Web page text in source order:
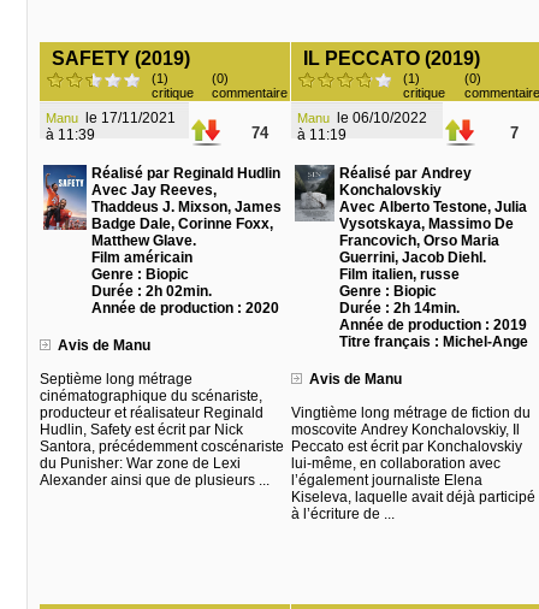
SAFETY (2019)
(1)
critique
(0)
commentaire
Manu
à 11:39
74
Réalisé par Reginald Hudlin
Avec Jay Reeves,
Thaddeus J. Mixson, James
Badge Dale, Corinne Foxx,
Matthew Glave.
Film américain
Genre : Biopic
Durée : 2h 02min.
Année de production : 2020
Avis de Manu
Septième long métrage
cinématographique du scénariste,
producteur et réalisateur Reginald
Hudlin, Safety est écrit par Nick
Santora, précédemment coscénariste
du Punisher: War zone de Lexi
Alexander ainsi que de plusieurs ...
IL PECCATO (2019)
(1)
critique
(0)
commentaire
Manu
à 11:19
7
Réalisé par Andrey
Konchalovskiy
Avec Alberto Testone, Julia
Vysotskaya, Massimo De
Francovich, Orso Maria
Guerrini, Jacob Diehl.
Film italien, russe
Genre : Biopic
Durée : 2h 14min.
Année de production : 2019
Titre français : Michel-Ange
Avis de Manu
Vingtième long métrage de fiction du
moscovite Andrey Konchalovskiy, Il
Peccato est écrit par Konchalovskiy
lui-même, en collaboration avec
l’également journaliste Elena
Kiseleva, laquelle avait déjà participé
à l’écriture de ...